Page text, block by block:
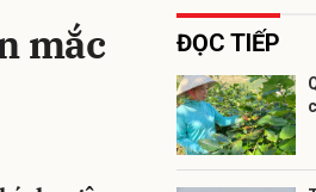
mắc
ĐỌC TIẾP
Gửi